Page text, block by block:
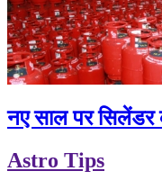
नए साल पर सिलेंडर
Astro Tips